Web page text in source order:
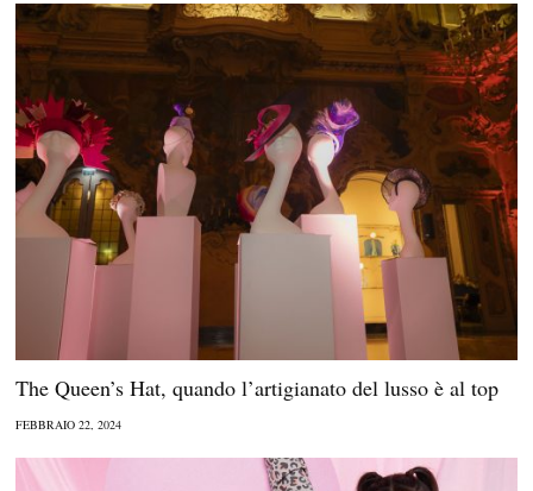
The Queen’s Hat, quando l’artigianato del lusso è al top
FEBBRAIO 22, 2024